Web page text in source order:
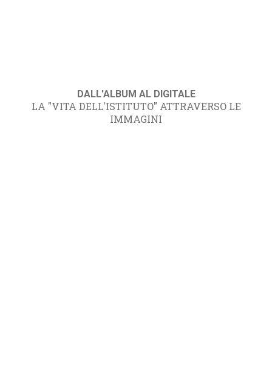
DALL'ALBUM AL DIGITALE
LA "VITA DELL'ISTITUTO" ATTRAVERSO LE
IMMAGINI